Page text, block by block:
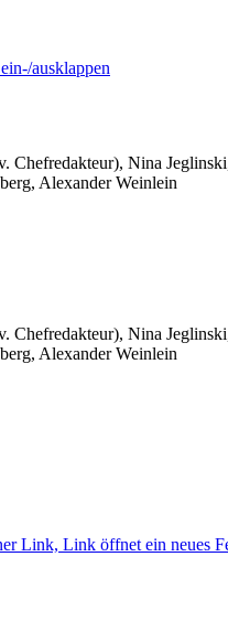
ausklappen
Chefredakteur), Nina
Alexander Weinlein
Chefredakteur), Nina
Alexander Weinlein
Link, Link öffnet ein neues